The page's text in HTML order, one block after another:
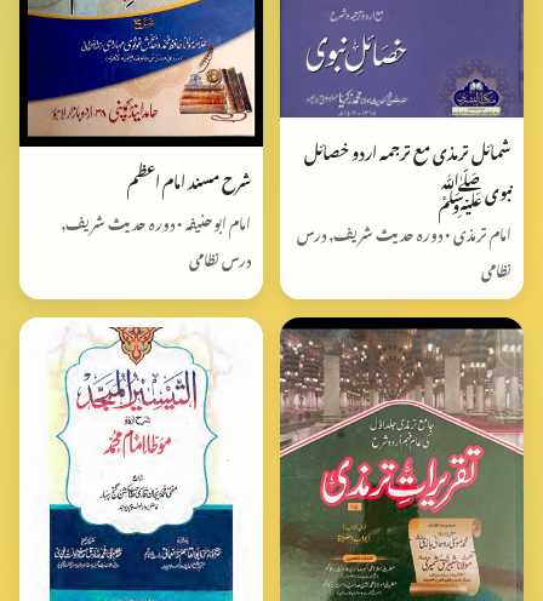
شمائل ترمذی مع ترجمہ اردو خصائل
نبوی ﷺ
امام ترمذی • دورہ حدیث شریف, درس
نظامی
شرح مسند امام اعظم
امام ابوحنیفہ • دورہ حدیث شریف,
درس نظامی